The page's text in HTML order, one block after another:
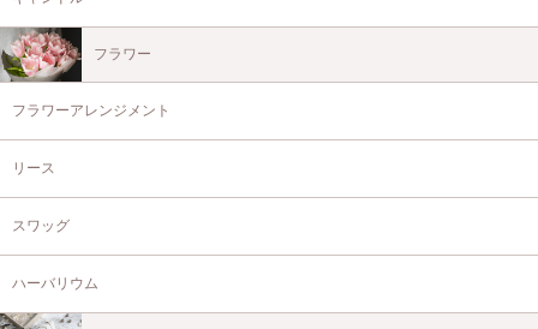
フラワー
フラワーアレンジメント
リース
スワッグ
ハーバリウム